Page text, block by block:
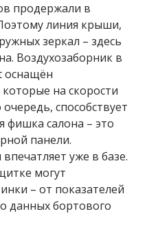
продержали в
линия крыши,
зеркал – здесь
Воздухозаборник в
оснащён
на скорости
способствует
фишка салона – это
панели.
уже в базе.
могут
– от показателей
данных бортового